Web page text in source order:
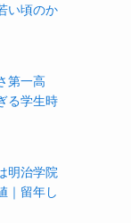
い頃のか
第一高
る学生時
明治学院
｜留年し